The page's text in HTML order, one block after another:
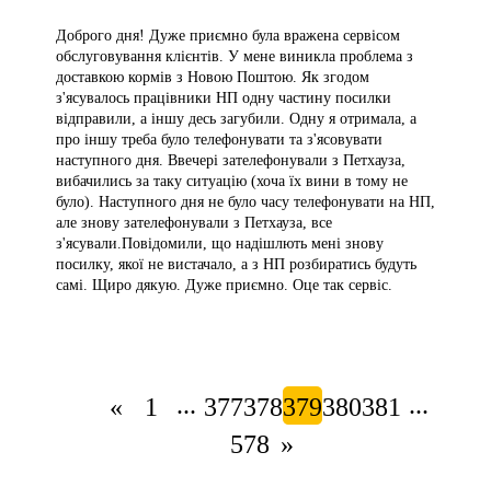
Доброго дня! Дуже приємно була вражена сервісом
обслуговування клієнтів. У мене виникла проблема з
доставкою кормів з Новою Поштою. Як згодом
з'ясувалось працівники НП одну частину посилки
відправили, а іншу десь загубили. Одну я отримала, а
про іншу треба було телефонувати та з'ясовувати
наступного дня. Ввечері зателефонували з Петхауза,
вибачились за таку ситуацію (хоча їх вини в тому не
було). Наступного дня не було часу телефонувати на НП,
але знову зателефонували з Петхауза, все
з'ясували.Повідомили, що надішлють мені знову
посилку, якої не вистачало, а з НП розбиратись будуть
самі. Щиро дякую. Дуже приємно. Оце так сервіс.
« 1 ... 377378379380381 ...
578 »